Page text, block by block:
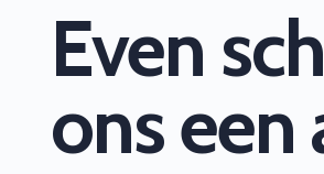
Even
ons een